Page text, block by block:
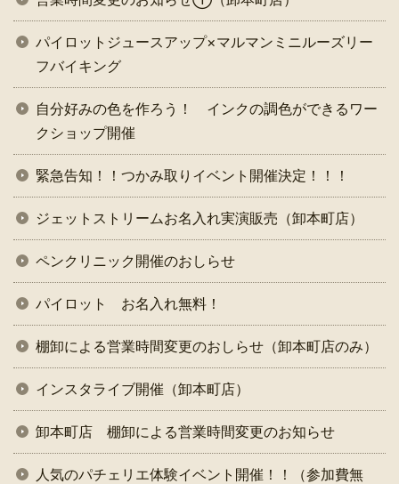
パイロットジュースアップ×マルマンミニルーズリー
フバイキング
自分好みの色を作ろう！ インクの調色ができるワー
クショップ開催
緊急告知！！つかみ取りイベント開催決定！！！
ジェットストリームお名入れ実演販売（卸本町店）
ペンクリニック開催のおしらせ
パイロット お名入れ無料！
棚卸による営業時間変更のおしらせ（卸本町店のみ）
インスタライブ開催（卸本町店）
卸本町店 棚卸による営業時間変更のお知らせ
人気のパチェリエ体験イベント開催！！（参加費無